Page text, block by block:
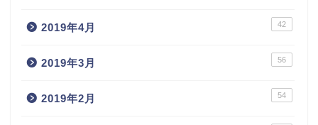
2019年4月 42
2019年3月 56
2019年2月 54